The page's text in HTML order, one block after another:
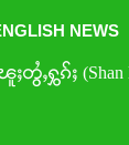
NEWS
တွႆႇႁွၵ်ႈ (Shan